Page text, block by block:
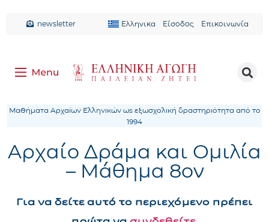
newsletter Ελληνικα Είσοδος Επικοινωνία
Μαθήματα Αρχαίων Ελληνικών ως εξωσχολική δραστηριότητα από το
1994
Αρχαίο Δράμα και Ομιλία
– Μάθημα 8ον
Για να δείτε αυτό το περιεχόμενο πρέπει